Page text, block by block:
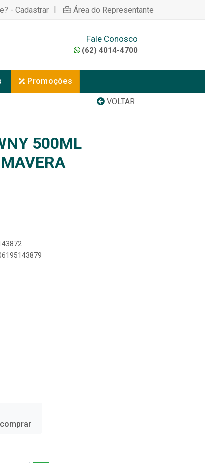
- Cadastrar | Área do Representante
Fale Conosco
(62) 4014-4700
Promoções
VOLTAR
500ML